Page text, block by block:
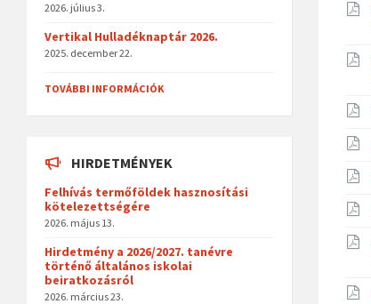
2026. július 3.
Vertikal Hulladéknaptár 2026.
2025. december 22.
TOVÁBBI INFORMÁCIÓK
HIRDETMÉNYEK
Felhívás termőföldek hasznosítási
kötelezettségére
2026. május 13.
Hirdetmény a 2026/2027. tanévre
történő általános iskolai
beiratkozásról
2026. március 23.